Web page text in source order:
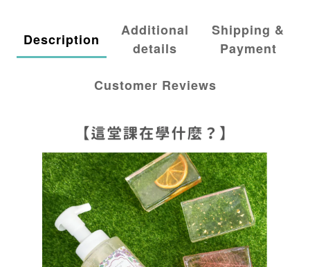
Description
Additional
details
Shipping &
Payment
Customer Reviews